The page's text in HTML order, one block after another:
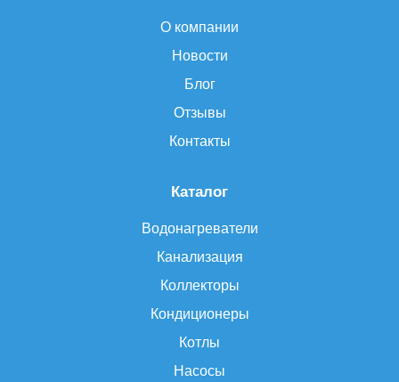
Каталог
Водонагреватели
Канализация
Коллекторы
Кондиционеры
Котлы
Насосы
О компании
Новости
Блог
Отзывы
Контакты